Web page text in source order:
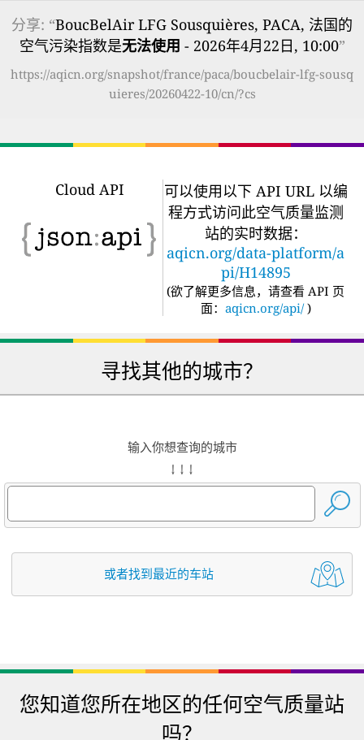
分享: “BoucBelAir LFG Sousquières, PACA, 法国的
空气污染指数是无法使用 - 2026年4月22日, 10:00”
https://aqicn.org/snapshot/france/paca/boucbelair-lfg-sousq
uieres/20260422-10/cn/?cs
Cloud API
可以使用以下 API URL 以编
程方式访问此空气质量监测
站的实时数据：
aqicn.org/data-platform/a
pi/H14895
(欲了解更多信息，请查看 API 页
面： aqicn.org/api/ )
寻找其他的城市？
输入你想查询的城市
↓ ↓ ↓
或者找到最近的车站
您知道您所在地区的任何空气质量站
吗？